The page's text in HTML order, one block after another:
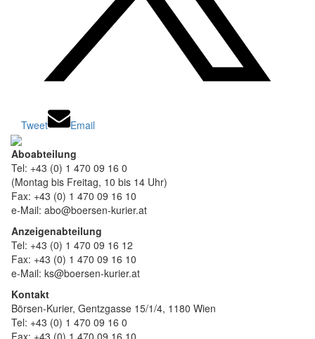
Tweet Email
Aboabteilung
Tel: +43 (0) 1 470 09 16 0
(Montag bis Freitag, 10 bis 14 Uhr)
Fax: +43 (0) 1 470 09 16 10
e-Mail: abo@boersen-kurier.at
Anzeigenabteilung
Tel: +43 (0) 1 470 09 16 12
Fax: +43 (0) 1 470 09 16 10
e-Mail: ks@boersen-kurier.at
Kontakt
Börsen-Kurier, Gentzgasse 15/1/4, 1180 Wien
Tel: +43 (0) 1 470 09 16 0